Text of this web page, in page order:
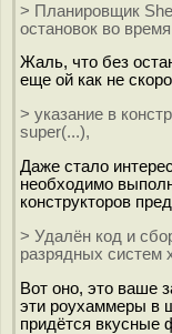
> Планировщик
остановок во
Жаль, что без
еще ой как не
> указание в
super(...),
Даже стало
необходимо
конструкторов
> Удалён код и
разрядных систем
Вот оно, это ваше
эти роухаммеры в
придётся вкусные